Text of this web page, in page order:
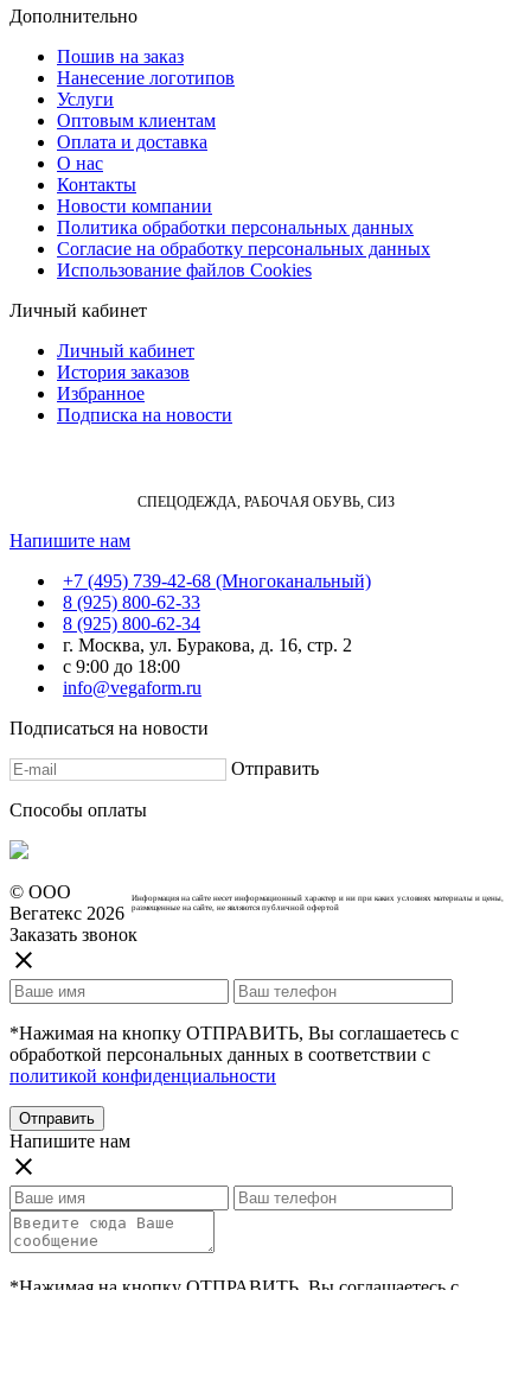
Дополнительно
Пошив на заказ
Нанесение логотипов
Услуги
Оптовым клиентам
Оплата и доставка
О нас
Контакты
Новости компании
Политика обработки персональных данных
Согласие на обработку персональных данных
Использование файлов Cookies
Личный кабинет
Личный кабинет
История заказов
Избранное
Подписка на новости
СПЕЦОДЕЖДА, РАБОЧАЯ ОБУВЬ, СИЗ
Напишите нам
+7 (495) 739-42-68 (Многоканальный)
8 (925) 800-62-33
8 (925) 800-62-34
г. Москва, ул. Буракова, д. 16, стр. 2
с 9:00 до 18:00
info@vegaform.ru
Подписаться на новости
Отправить
Cпособы оплаты
© ООО
Вегатекс 2026
Информация на сайте несет информационный характер и ни при каких условиях материалы и цены,
размещенные на сайте, не являются публичной офертой
Заказать звонок
close
*Нажимая на кнопку ОТПРАВИТЬ, Вы соглашаетесь с
обработкой персональных данных в соответствии с
политикой конфиденциальности
Отправить
Напишите нам
close
*Нажимая на кнопку ОТПРАВИТЬ, Вы соглашаетесь с